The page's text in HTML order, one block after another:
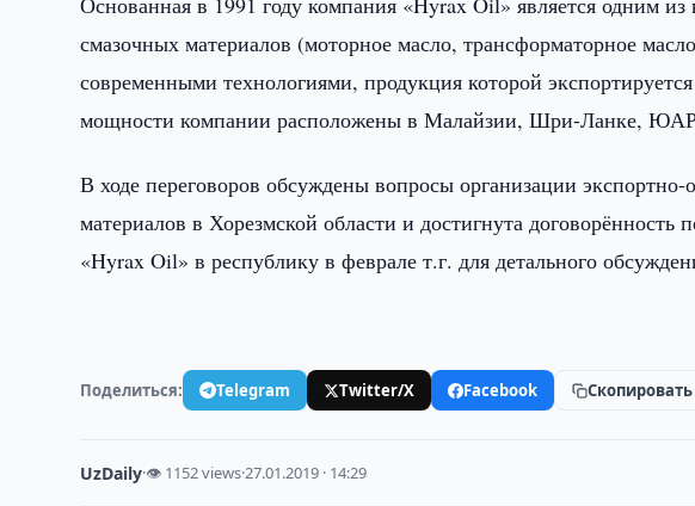
смазочных материалов (моторное масло, трансформаторное
современными технологиями, продукция которой
мощности компании расположены в Малайзии, Шри-Ланке,
В ходе переговоров обсуждены вопросы организации
материалов в Хорезмской области и достигнута договорённость
«Hyrax Oil» в республику в феврале т.г. для детального
Поделиться: Telegram Twitter/X Facebook
UzDaily·👁 1152 views·27.01.2019 · 14:29